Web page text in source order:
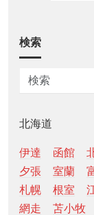
検索
北海道
伊達 函館
夕張
室蘭
札幌
根室
網走
苫小牧